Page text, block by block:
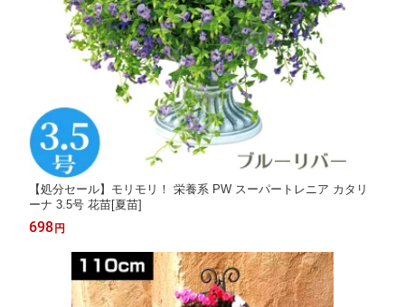
【処分セール】モリモリ！ 栄養系 PW スーパートレニア カタリ
ーナ 3.5号 花苗[夏苗]
698円